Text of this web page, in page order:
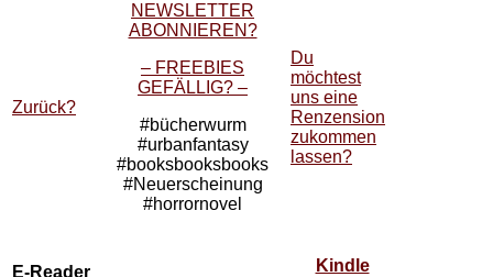
Zurück?
NEWSLETTER
ABONNIEREN?
– FREEBIES
GEFÄLLIG? –
#bücherwurm
#urbanfantasy
#booksbooksbooks
#Neuerscheinung
#horrornovel
Du
möchtest
uns eine
Renzension
zukommen
lassen?
E-Reader
Kindle